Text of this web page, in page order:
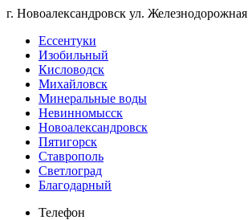
г. Новоалександровск ул. Железнодорожная
Ессентуки
Изобильный
Кисловодск
Михайловск
Минеральные воды
Невинномысск
Новоалександровск
Пятигорск
Ставрополь
Светлоград
Благодарный
Телефон